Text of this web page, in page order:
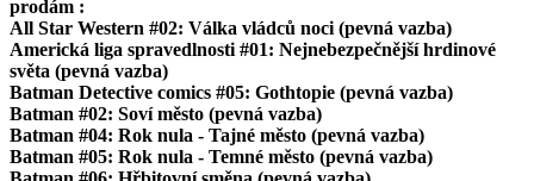
prodám :
All Star Western #02: Válka vládců noci (pevná vazba)
Americká liga spravedlnosti #01: Nejnebezpečnější hrdinové
světa (pevná vazba)
Batman Detective comics #05: Gothtopie (pevná vazba)
Batman #02: Soví město (pevná vazba)
Batman #04: Rok nula - Tajné město (pevná vazba)
Batman #05: Rok nula - Temné město (pevná vazba)